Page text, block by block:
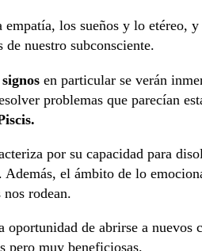
empatía, los sueños y lo etéreo,
de nuestro subconsciente.
signos en particular se verán
problemas que parecían
por su capacidad para
el ámbito de lo
rodean.
oportunidad de abrirse a
pero muy beneficiosas.